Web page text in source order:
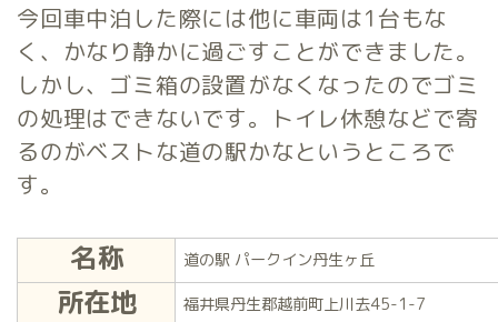
今回車中泊した際には他に車両は1台もな
く、かなり静かに過ごすことができました。
しかし、ゴミ箱の設置がなくなったのでゴミ
の処理はできないです。トイレ休憩などで寄
るのがベストな道の駅かなというところで
す。
名称 道の駅 パークイン丹生ヶ丘
所在地 福井県丹生郡越前町上川去45-1-7